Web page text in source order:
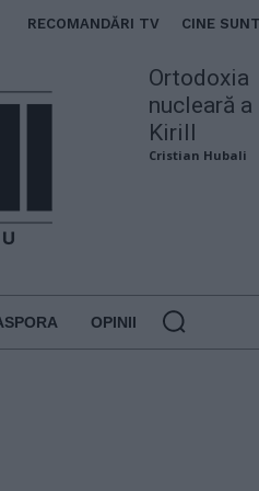
RECOMANDĂRI TV CINE
Ortodoxia
nucleară a
Kirill
Cristian Hubali
OPINII